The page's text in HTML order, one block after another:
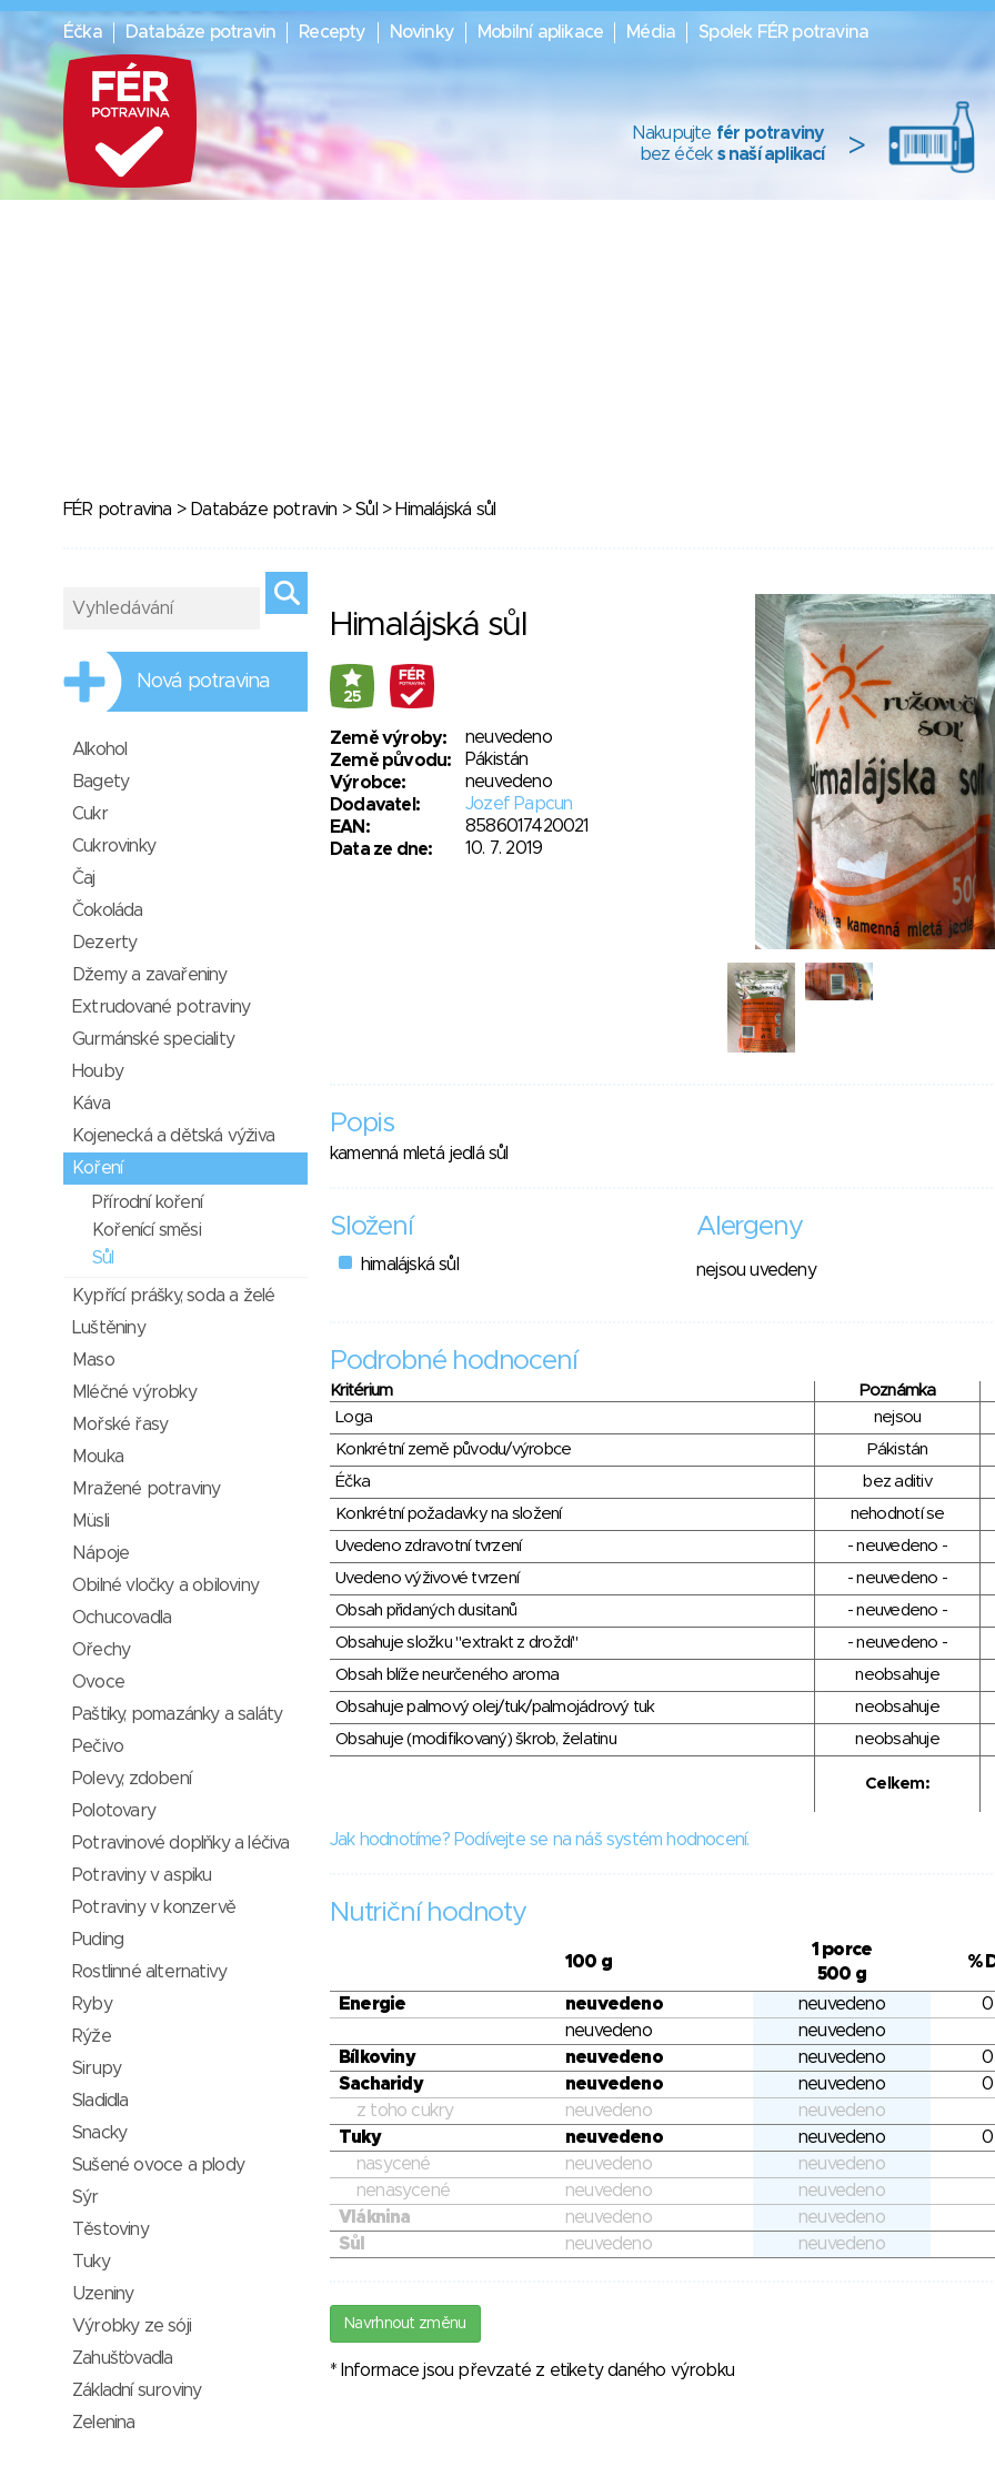
Éčka Databáze potravin Recepty Novinky Mobilní aplikace Média Spolek FÉR potravina
Nakupujte fér potraviny
bez éček s naší aplikací >
FÉR potravina > Databáze potravin >Sůl > Himalájská sůl
Himalájská sůl
25
Země výroby:
neuvedeno
Země původu:
Pákistán
Výrobce:
neuvedeno
Dodavatel:
Jozef Papcun
EAN:
8586017420021
Data ze dne:
10. 7. 2019
Popis
kamenná mletá jedlá sůl
Složení
himalájská sůl
Alergeny
nejsou uvedeny
Podrobné hodnocení
Kritérium Poznámka
Loga
nejsou
Konkrétní země původu/výrobce
Pákistán
Éčka
bez aditiv
Konkrétní požadavky na složení
nehodnotí se
Uvedeno zdravotní tvrzení
- neuvedeno -
Uvedeno výživové tvrzení
- neuvedeno -
Obsah přidaných dusitanů
- neuvedeno -
Obsahuje složku "extrakt z droždí"
- neuvedeno -
Obsah blíže neurčeného aroma
neobsahuje
Obsahuje palmový olej/tuk/palmojádrový tuk
neobsahuje
Obsahuje (modifikovaný) škrob, želatinu
neobsahuje
Celkem:
Jak hodnotíme? Podívejte se na náš systém hodnocení.
Nutriční hodnoty
100 g
1 porce
500 g
%
Energie neuvedeno neuvedeno
0
neuvedeno
neuvedeno
Bílkoviny
neuvedeno neuvedeno
0
Sacharidy
neuvedeno neuvedeno
0
z toho cukry
neuvedeno
neuvedeno
Tuky
neuvedeno neuvedeno
0
nasycené
neuvedeno
neuvedeno
nenasycené
neuvedeno
neuvedeno
Vláknina
neuvedeno
neuvedeno
Sůl
neuvedeno neuvedeno
Navrhnout změnu
* Informace jsou převzaté z etikety daného výrobku
Nová potravina
Alkohol
Bagety
Cukr
Cukrovinky
Čaj
Čokoláda
Dezerty
Džemy a zavařeniny
Extrudované potraviny
Gurmánské speciality
Houby
Káva
Kojenecká a dětská výživa
Koření
Přírodní koření
Kořenící směsi
Sůl
Kypřící prášky, soda a želé
Luštěniny
Maso
Mléčné výrobky
Mořské řasy
Mouka
Mražené potraviny
Müsli
Nápoje
Obilné vločky a obiloviny
Ochucovadla
Ořechy
Ovoce
Paštiky, pomazánky a saláty
Pečivo
Polevy, zdobení
Polotovary
Potravinové doplňky a léčiva
Potraviny v aspiku
Potraviny v konzervě
Puding
Rostlinné alternativy
Ryby
Rýže
Sirupy
Sladidla
Snacky
Sušené ovoce a plody
Sýr
Těstoviny
Tuky
Uzeniny
Výrobky ze sóji
Zahušťovadla
Základní suroviny
Zelenina